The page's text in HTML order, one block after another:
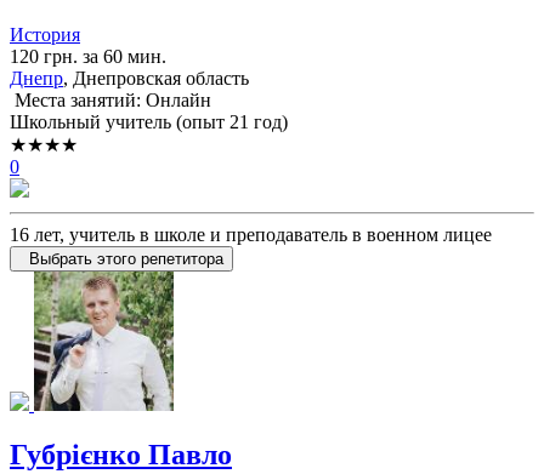
История
120 грн. за 60 мин.
Днепр, Днепровская область
Места занятий: Онлайн
Школьный учитель (опыт 21 год)
★★★★
0
16 лет, учитель в школе и преподаватель в военном лицее
Выбрать этого репетитора
Губрієнко Павло